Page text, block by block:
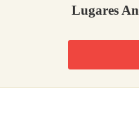
Lugares